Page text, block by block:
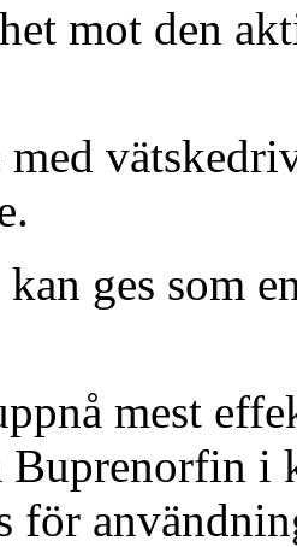
mot den
ges som
mest
Buprenorfin i
för